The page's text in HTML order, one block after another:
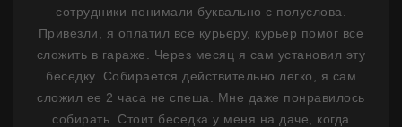
сотрудники понимали буквально с полуслова.
Привезли, я оплатил все курьеру, курьер помог все
сложить в гараже. Через месяц я сам установил эту
беседку. Собирается действительно легко, я сам
сложил ее 2 часа не спеша. Мне даже понравилось
собирать. Стоит беседка у меня на даче, когда